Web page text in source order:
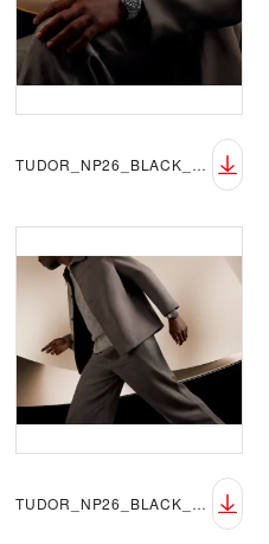
TUDOR_NP26_BLACK_BAY_58_LIFESTYLE_2
TUDOR_NP26_BLACK_BAY_58_LIFESTYLE_4